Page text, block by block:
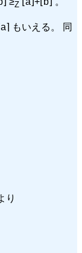
Z
もいえる。 同
り